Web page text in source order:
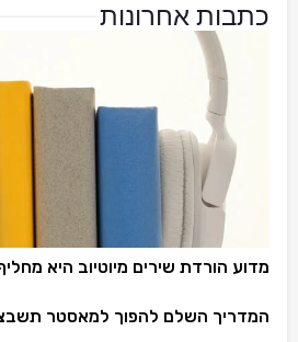
כתבות אחרונות
מדוע הורדת שירים מיוטיוב היא
המדריך השלם להפוך למאסטר